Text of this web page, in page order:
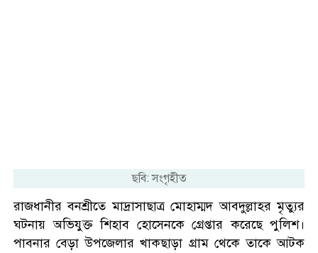
ছবি: সংগৃহীত
রাজধানীর বনশ্রীতে মাদ্রাসাছাত্র মোহাম্মদ আবদুল্লাহর মৃত্যুর
ঘটনায় অভিযুক্ত শিহাব হোসেনকে গ্রেপ্তার করেছে পুলিশ।
পাবনার বেড়া উপজেলার খাকছাড়া গ্রাম থেকে তাকে আটক